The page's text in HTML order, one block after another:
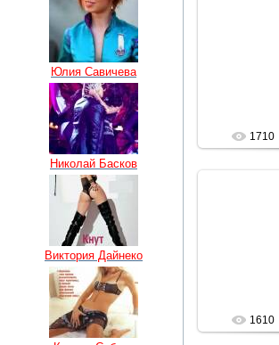
Юлия Савичева
Николай Басков
Виктория Дайнеко
1710
1610